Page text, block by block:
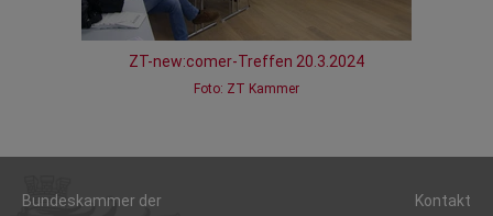
ZT-new:comer-Treffen 20.3.2024
Foto: ZT Kammer
Bundeskammer der
Kontakt